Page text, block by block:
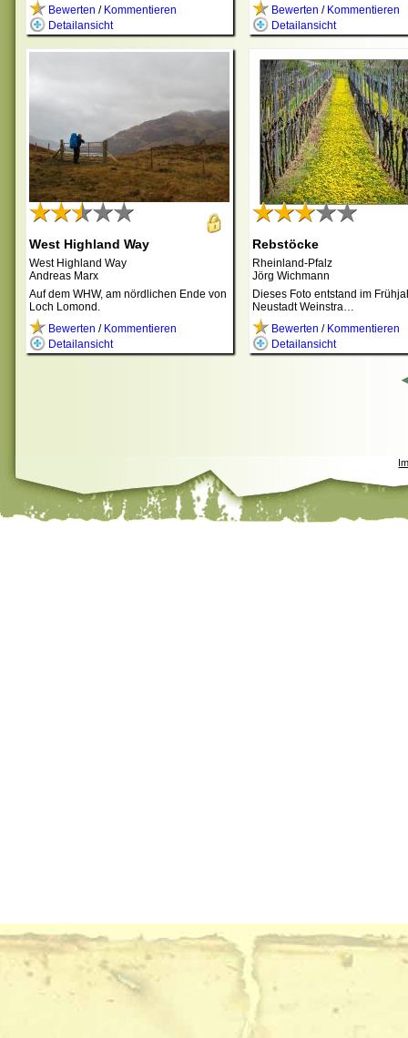
Bewerten / Kommentieren
Detailansicht
Bewerten / Kommentieren
Detailansicht
West Highland Way
West Highland Way
Andreas Marx
Auf dem WHW, am nördlichen Ende von
Loch Lomond.
Bewerten / Kommentieren
Detailansicht
Rebstöcke
Rheinland-Pfalz
Jörg Wichmann
Dieses Foto entstand im
Neustadt Weinstra…
Bewerten / Kommentieren
Detailansicht